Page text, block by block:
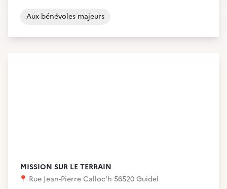
Aux bénévoles majeurs
MISSION SUR LE TERRAIN
📍 Rue Jean-Pierre Calloc'h 56520 Guidel